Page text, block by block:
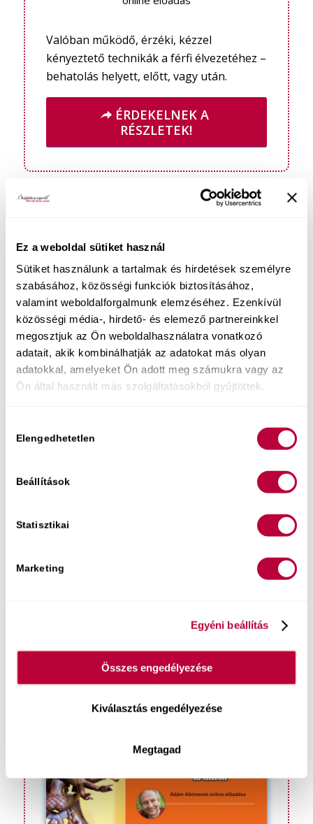
Ez a weboldal sütiket használ
Sütiket használunk a tartalmak és hirdetések személyre
szabásához, közösségi funkciók biztosításához,
valamint weboldalforgalmunk elemzéséhez. Ezenkívül
közösségi média-, hirdető- és elemező partnereinkkel
megosztjuk az Ön weboldalhasználatra vonatkozó
adatait, akik kombinálhatják az adatokat más olyan
adatokkal, amelyeket Ön adott meg számukra vagy az
Ön által használt más szolgáltatásokból gyűjtöttek.
kiválasztása
Elengedhetetlen
Beállítások
Statisztikai
Marketing
Egyéni beállítás
Összes engedélyezése
Kiválasztás engedélyezése
Megtagad
Valóban működő, érzéki, kézzel
kényeztető technikák a férfi élvezetéhez –
behatolás helyett, előtt, vagy után.
ÉRDEKELNEK A
RÉSZLETEK!
Multiorgazmus
szeretkezések titka
férfiként szakértőnk gyakorlati
ÉRDEKELNEK A